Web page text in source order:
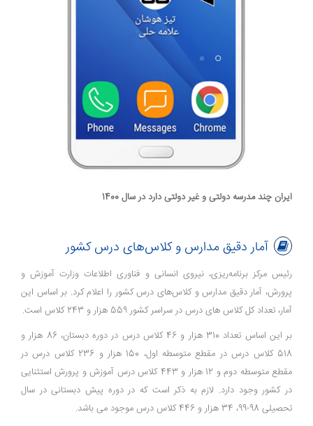
ایران چند مدرسه دولتی و غیر دولتی دارد در سال 1400
آمار دقیق مدارس و کلاس‌های درس کشور
رئیس مرکز برنامه‌ریزی، نیروی انسانی و فناوری اطلاعات وزارت آموزش و
پرورش، آمار دقیق مدارس و کلاس‌های درس کشور را اعلام کرد. بر اساس این
آمار، تعداد کل کلاس های درس در سراسر کشور 559 هزار و 243 کلاس است.
بر این اساس تعداد 310 هزار و 46 کلاس‌ درس در دوره دبستان، 86 هزار و
518 کلاس‌ درس در مقطع متوسطه اول، 150 هزار و 236 کلاس‌ درس در
مقطع متوسطه دوم و 12 هزار و 443 کلاس‌ درس آموزش و پرورش استثنایی
در کشور وجود دارد. لازم به ذکر است که در دوره پیش دبستانی در سال
تحصیلی 98-99، 34 هزار و 446 کلاس درس موجود می باشد.